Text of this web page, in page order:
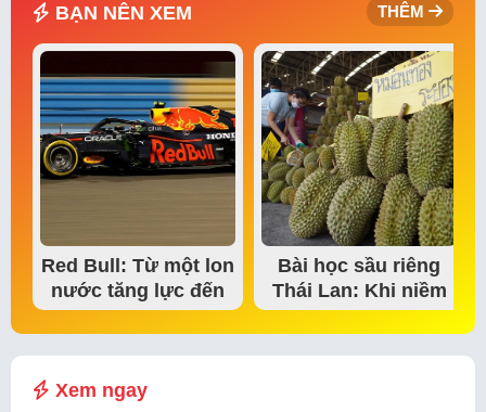
BẠN NÊN XEM THÊM
Red Bull: Từ một lon
nước tăng lực đến
đế chế thể…
Bài học sầu riêng
Thái Lan: Khi niềm
tin thị trường bắt…
Xem ngay